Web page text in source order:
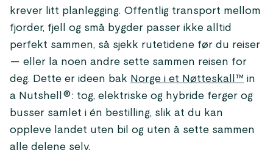
krever litt planlegging. Offentlig transport mellom
fjorder, fjell og små bygder passer ikke alltid
perfekt sammen, så sjekk rutetidene før du reiser
— eller la noen andre sette sammen reisen for
deg. Dette er ideen bak Norge i et Nøtteskall™ in
a Nutshell®: tog, elektriske og hybride ferger og
busser samlet i én bestilling, slik at du kan
oppleve landet uten bil og uten å sette sammen
alle delene selv.